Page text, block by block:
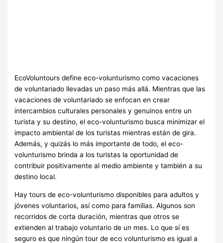
EcoVoluntours define eco-volunturismo como vacaciones
de voluntariado llevadas un paso más allá. Mientras que las
vacaciones de voluntariado se enfocan en crear
intercambios culturales personales y genuinos entre un
turista y su destino, el eco-volunturismo busca minimizar el
impacto ambiental de los turistas mientras están de gira.
Además, y quizás lo más importante de todo, el eco-
volunturismo brinda a los turistas la oportunidad de
contribuir positivamente al medio ambiente y también a su
destino local.
Hay tours de eco-volunturismo disponibles para adultos y
jóvenes voluntarios, así como para familias. Algunos son
recorridos de corta duración, mientras que otros se
extienden al trabajo voluntario de un mes. Lo que sí es
seguro es que ningún tour de eco volunturismo es igual a